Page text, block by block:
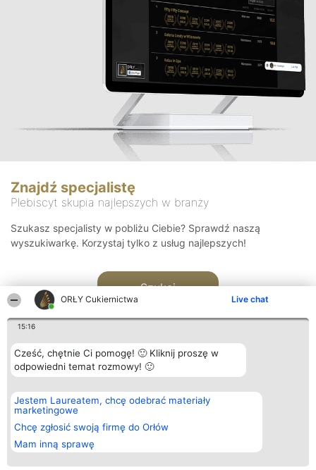
ORŁY Cukiernictwa Live chat
15:16
Cześć, chętnie Ci pomogę! 🙂 Kliknij proszę w
odpowiedni temat rozmowy! 🙂
Jestem Laureatem, chcę odebrać materiały
marketingowe
Chcę zgłosić swoją firmę do Orłów
Mam inną sprawę
Znajdź specjalistę
Plebiscyt skupia najlepszych w branży
Szukasz specjalisty w pobliżu Ciebie? Sprawdź naszą
wyszukiwarkę. Korzystaj tylko z usług najlepszych!
Szukaj
Organizator plebiscytu
Bright Side Solutions sp. z o.
o. sp. k.
ul. Ruska 22
Wrocław 50-079
KRS 0000749100 | Regon
381313360 | NIP 8943132676
Plebiscyt
Laureaci
wszystkich
Laureatów
Regulamin
Kontakt
Kontakt